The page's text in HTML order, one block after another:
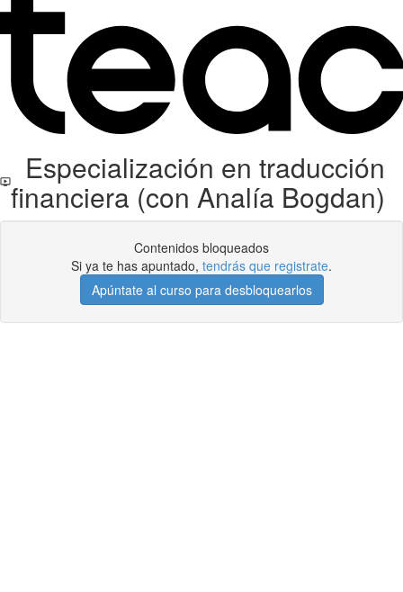
Especialización en traducción
financiera (con Analía Bogdan)
Contenidos bloqueados
Si ya te has apuntado, tendrás que registrate.
Apúntate al curso para desbloquearlos